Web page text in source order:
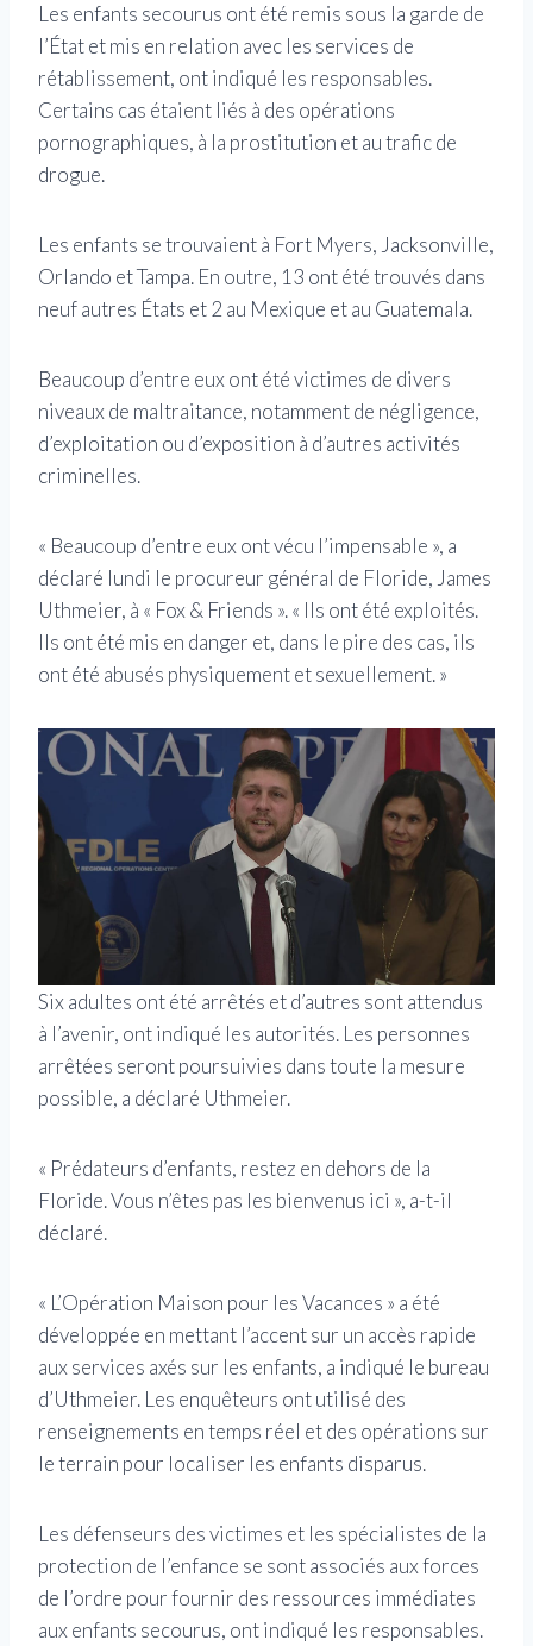
Les enfants secourus ont été remis sous la garde de
l’État et mis en relation avec les services de
rétablissement, ont indiqué les responsables.
Certains cas étaient liés à des opérations
pornographiques, à la prostitution et au trafic de
drogue.
Les enfants se trouvaient à Fort Myers, Jacksonville,
Orlando et Tampa. En outre, 13 ont été trouvés dans
neuf autres États et 2 au Mexique et au Guatemala.
Beaucoup d’entre eux ont été victimes de divers
niveaux de maltraitance, notamment de négligence,
d’exploitation ou d’exposition à d’autres activités
criminelles.
« Beaucoup d’entre eux ont vécu l’impensable », a
déclaré lundi le procureur général de Floride, James
Uthmeier, à « Fox & Friends ». « Ils ont été exploités.
Ils ont été mis en danger et, dans le pire des cas, ils
ont été abusés physiquement et sexuellement. »
Six adultes ont été arrêtés et d’autres sont attendus
à l’avenir, ont indiqué les autorités. Les personnes
arrêtées seront poursuivies dans toute la mesure
possible, a déclaré Uthmeier.
« Prédateurs d’enfants, restez en dehors de la
Floride. Vous n’êtes pas les bienvenus ici », a-t-il
déclaré.
« L’Opération Maison pour les Vacances » a été
développée en mettant l’accent sur un accès rapide
aux services axés sur les enfants, a indiqué le bureau
d’Uthmeier. Les enquêteurs ont utilisé des
renseignements en temps réel et des opérations sur
le terrain pour localiser les enfants disparus.
Les défenseurs des victimes et les spécialistes de la
protection de l’enfance se sont associés aux forces
de l’ordre pour fournir des ressources immédiates
aux enfants secourus, ont indiqué les responsables.